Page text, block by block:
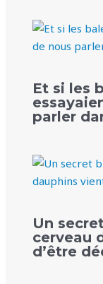
Et si les
parler
Un
cerveau
d’être